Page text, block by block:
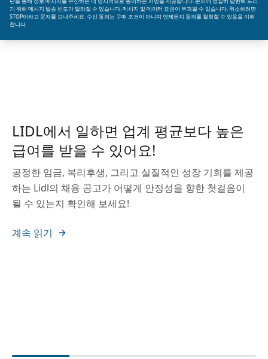
기 위해 메시지 발송 빈도가 달라질 수 있습니다. 메시지 및 데이터 요금이 부과될 수 있습니다. 취소하려면
STOP이라고 문자를 보내주세요. 수신 동의는 구매 조건이 아니며 언제든지 동의를 철회할 수 있음을 이해
합니다.
LIDL에서 일하면 업계 평균보다 높은
급여를 받을 수 있어요!
공정한 임금, 복리후생, 그리고 실질적인 성장 기회를 제공
하는 Lidl의 채용 공고가 어떻게 안정성을 향한 첫걸음이
될 수 있는지 확인해 보세요!
계속 읽기